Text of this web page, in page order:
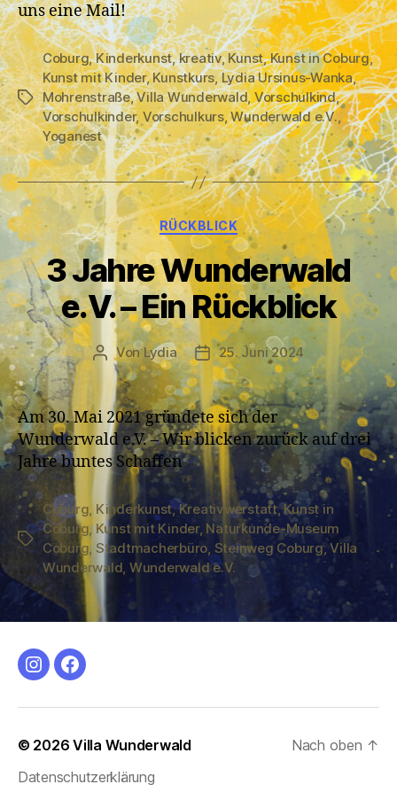
uns eine Mail!
Schlagwörter
Coburg,Kinderkunst,kreativ,Kunst,Kunst in Coburg,
Kunst mit Kinder,Kunstkurs,Lydia Ursinus-Wanka,
Mohrenstraße,Villa Wunderwald,Vorschulkind,
Vorschulkinder, Vorschulkurs,Wunderwald e.V.,
Yoganest
Kategorien
RÜCKBLICK
3 Jahre Wunderwald
e.V. – Ein Rückblick
Beitragsautor
VonLydia Veröffentlichungsdatum
25. Juni 2024
Am 30. Mai 2021 gründete sich der
Wunderwald e.V. – Wir blicken zurück auf drei
Jahre buntes Schaffen
Schlagwörter
Coburg Kinderkunst,Kreativwerstatt,Kunst in
Coburg,Kunst mit Kinder, Naturkunde-Museum
Coburg, Stadtmacherbüro Steinweg Coburg,Villa
Wunderwald Wunderwald e.V.
InstagramFacebook
© 2026Villa Wunderwald
Datenschutzerklärung
Nach oben ↑